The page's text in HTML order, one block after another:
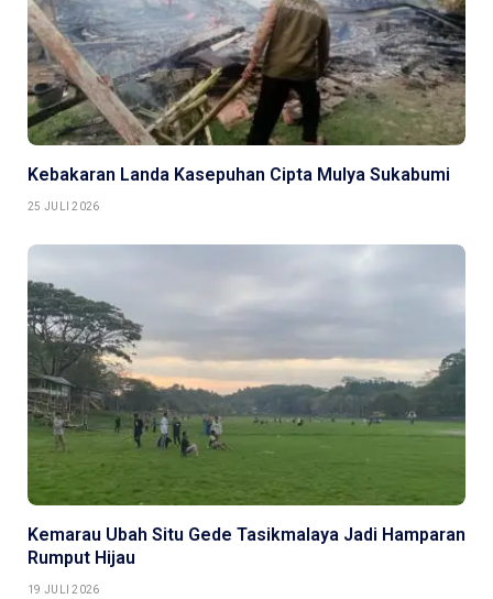
Kebakaran Landa Kasepuhan Cipta Mulya Sukabumi
25 JULI 2026
Kemarau Ubah Situ Gede Tasikmalaya Jadi Hamparan
Rumput Hijau
19 JULI 2026